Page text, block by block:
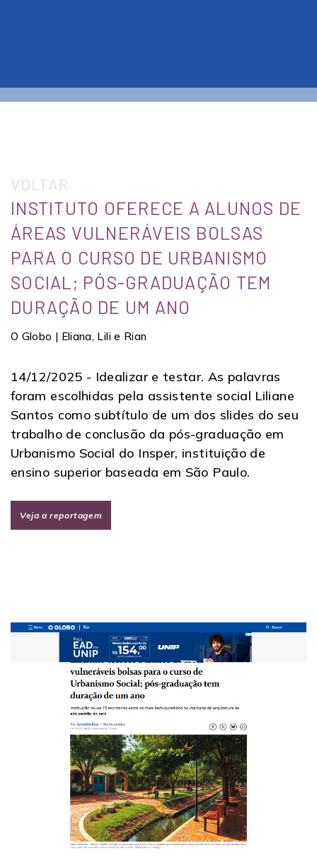
VOLTAR
INSTITUTO OFERECE A ALUNOS DE
ÁREAS VULNERÁVEIS BOLSAS
PARA O CURSO DE URBANISMO
SOCIAL; PÓS-GRADUAÇÃO TEM
DURAÇÃO DE UM ANO
O Globo | Eliana, Lili e Rian
14/12/2025 - Idealizar e testar. As palavras
foram escolhidas pela assistente social Liliane
Santos como subtítulo de um dos slides do seu
trabalho de conclusão da pós-graduação em
Urbanismo Social do Insper, instituição de
ensino superior baseada em São Paulo.
Veja a reportagem